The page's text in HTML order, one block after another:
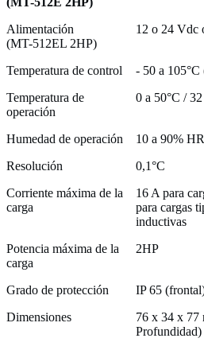
Alimentación
(MT-512EL 2HP)
12 o 24 Vdc
Temperatura de control
- 50 a 105°C
Temperatura de
operación
0 a 50°C /
Humedad de operación
10 a 90%
Resolución
0,1°C
Corriente máxima de la
carga
16 A para
para cargas
inductivas
Potencia máxima de la
carga
2HP
Grado de protección
IP 65
Dimensiones
76 x 34 x
Profundidad)